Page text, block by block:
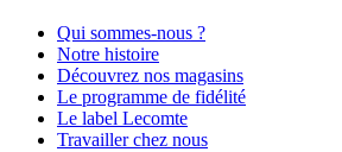
Qui sommes-nous ?
Notre histoire
Découvrez nos magasins
Le programme de fidélité
Le label Lecomte
Travailler chez nous